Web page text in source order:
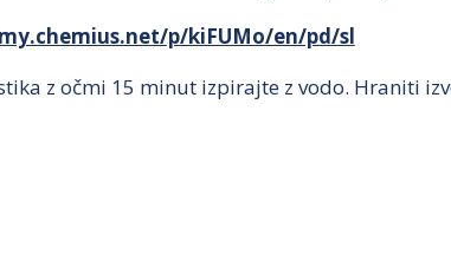
p/kiFUMo/en/pd/sl
z očmi 15 minut izpirajte z vodo. Hraniti